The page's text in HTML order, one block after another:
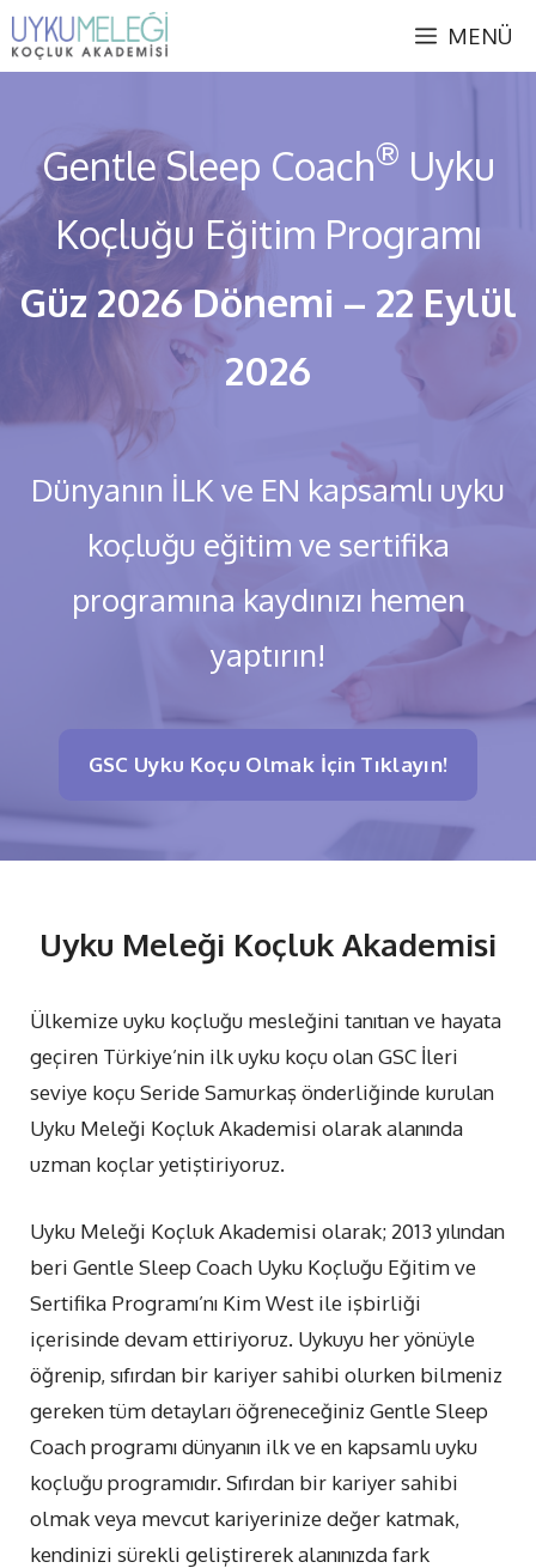
İçeriğe
atla
MENÜ
Gentle Sleep Coach® Uyku
Koçluğu Eğitim Programı
Güz 2026 Dönemi – 22 Eylül
2026
Dünyanın İLK ve EN kapsamlı uyku
koçluğu eğitim ve sertifika
programına kaydınızı hemen
yaptırın!
GSC Uyku Koçu Olmak İçin Tıklayın!
Uyku Meleği Koçluk Akademisi
Ülkemize uyku koçluğu mesleğini tanıtıan ve hayata
geçiren Türkiye’nin ilk uyku koçu olan GSC İleri
seviye koçu Seride Samurkaş önderliğinde kurulan
Uyku Meleği Koçluk Akademisi olarak alanında
uzman koçlar yetiştiriyoruz.
Uyku Meleği Koçluk Akademisi olarak; 2013 yılından
beri Gentle Sleep Coach Uyku Koçluğu Eğitim ve
Sertifika Programı’nı Kim West ile işbirliği
içerisinde devam ettiriyoruz. Uykuyu her yönüyle
öğrenip, sıfırdan bir kariyer sahibi olurken bilmeniz
gereken tüm detayları öğreneceğiniz Gentle Sleep
Coach programı dünyanın ilk ve en kapsamlı uyku
koçluğu programıdır. Sıfırdan bir kariyer sahibi
olmak veya mevcut kariyerinize değer katmak,
kendinizi sürekli geliştirerek alanınızda fark